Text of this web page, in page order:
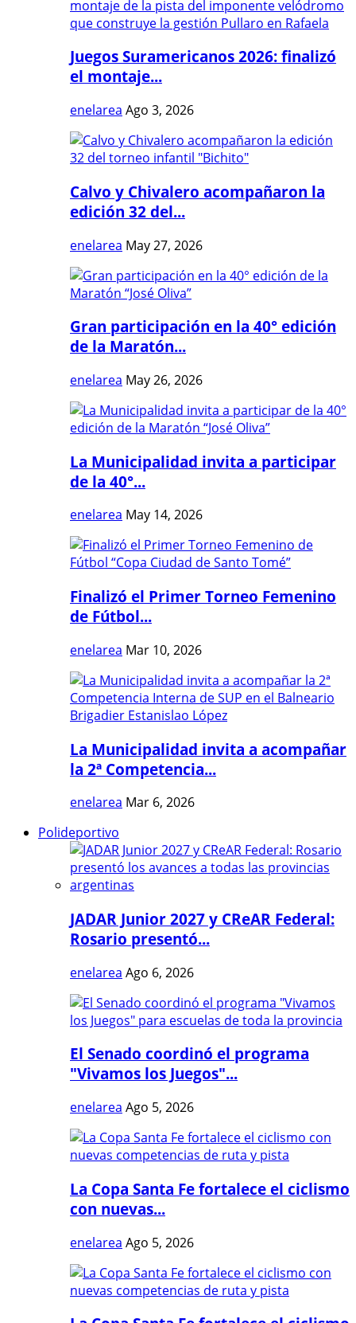
Juegos Suramericanos 2026: finalizó
el montaje...
enelarea Ago 3, 2026
Calvo y Chivalero acompañaron la
edición 32 del...
enelarea May 27, 2026
Gran participación en la 40° edición
de la Maratón...
enelarea May 26, 2026
La Municipalidad invita a participar
de la 40°...
enelarea May 14, 2026
Finalizó el Primer Torneo Femenino
de Fútbol...
enelarea Mar 10, 2026
La Municipalidad invita a acompañar
la 2ª Competencia...
enelarea Mar 6, 2026
Polideportivo
JADAR Junior 2027 y CReAR Federal:
Rosario presentó...
enelarea Ago 6, 2026
El Senado coordinó el programa
"Vivamos los Juegos"...
enelarea Ago 5, 2026
La Copa Santa Fe fortalece el ciclismo
con nuevas...
enelarea Ago 5, 2026